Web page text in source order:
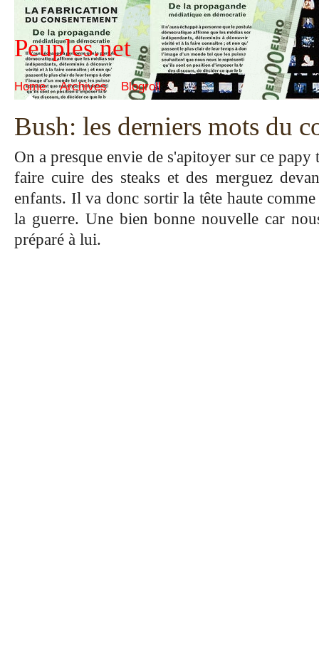
Peuples.net
Home Archives Blogroll
Bush: les derniers mots du
On a presque envie de s'apitoyer sur ce
faire cuire des steaks et des merguez
enfants. Il va donc sortir la tête haute
la guerre. Une bien bonne nouvelle car
préparé à lui.